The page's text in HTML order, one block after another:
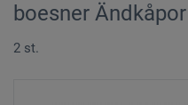
boesner Ändkåpor
2 st.